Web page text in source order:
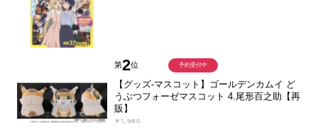
第2位
【グッズ-マスコット】ゴールデンカムイ ど
うぶつフォーゼマスコット 4.尾形百之助【再
販】
￥1,980
予約受付中